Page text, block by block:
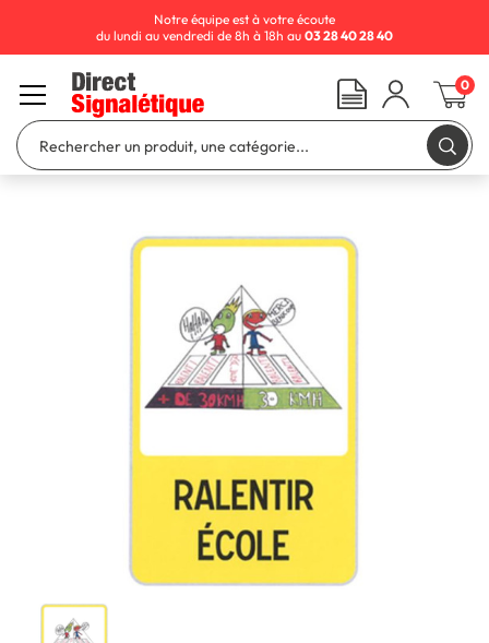
Notre équipe est à votre écoute
du lundi au vendredi de 8h à 18h au 03 28 40 28 40
0